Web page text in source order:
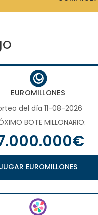
EUROMILLONES
del día 11-08-2026
BOTE MILLONARIO:
JUGAR EUROMILLONES